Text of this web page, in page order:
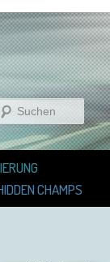
Suchen
CHAMPS